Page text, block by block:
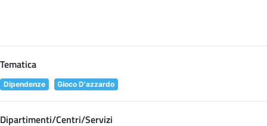
Tematica
Dipendenze Gioco D'azzardo
Dipartimenti/Centri/Servizi